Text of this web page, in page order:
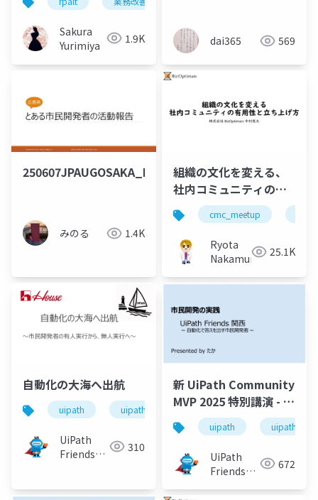
Sakura
Yurimiya
1.9K dai365 569
250607JPAUGOSAKA_LT
みのる 1.4K
組織の文化を変える、
社内コミュニティの有
用性と立ち上げ方
cmc_meetup
Ryota
Nakamura
25.1K
自動化の大海へ出航
uipath uipathfriends
UiPath
Friends
310
新 UiPath Community
MVP 2025 特別講演 - 市
民開発の実践
uipath
UiPath
Friends
672